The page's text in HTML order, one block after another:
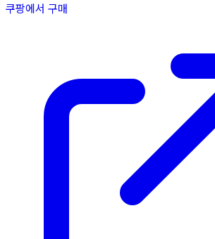
쿠팡에서 구매